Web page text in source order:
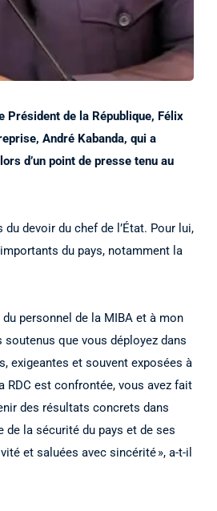
de la République, Félix
André Kabanda, qui a
d’un point de presse tenu au
devoir du chef de l’État. Pour lui,
du pays, notamment la
personnel de la MIBA et à mon
que vous déployez dans
exigeantes et souvent exposées à
est confrontée, vous avez fait
des résultats concrets dans
la sécurité du pays et de ses
et saluées avec sincérité », a-t-il